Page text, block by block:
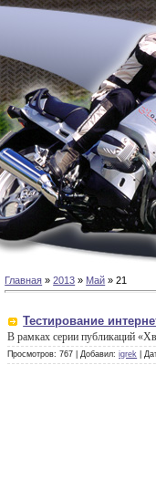
Главная »2013 » Май » 21
Тестирование
В рамках серии публикаций
Просмотров: 767 |Добавил: igrek |